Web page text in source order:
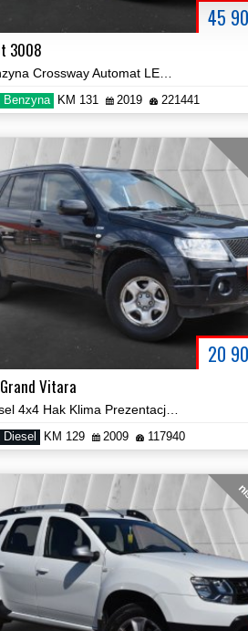
45
3008
Benzyna KM 131 2019 221441
20
Vitara
1.9 Diesel 4x4 Hak Klima Prezentacja Video!
Diesel KM 129 2009 117940